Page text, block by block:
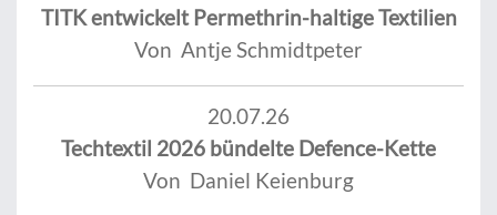
TITK entwickelt Permethrin-haltige Textilien
Von Antje Schmidtpeter
20.07.26
Techtextil 2026 bündelte Defence-Kette
Von Daniel Keienburg